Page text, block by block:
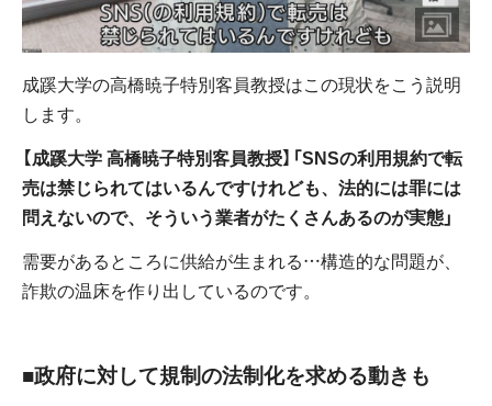
成蹊大学の高橋暁子特別客員教授はこの現状をこう説明
します。
【成蹊大学 高橋暁子特別客員教授】「SNSの利用規約で転
売は禁じられてはいるんですけれども、法的には罪には
問えないので、そういう業者がたくさんあるのが実態」
需要があるところに供給が生まれる…構造的な問題が、
詐欺の温床を作り出しているのです。
■政府に対して規制の法制化を求める動きも